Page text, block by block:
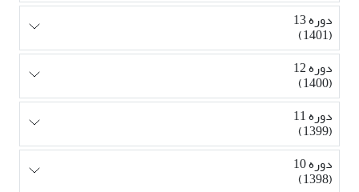
دوره 13
(1401)
دوره 12
(1400)
دوره 11
(1399)
دوره 10
(1398)